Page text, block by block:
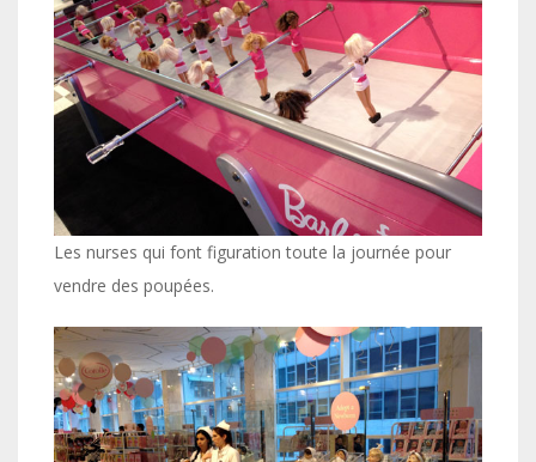
Les nurses qui font figuration toute la journée pour
vendre des poupées.